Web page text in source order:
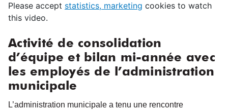
Please accept statistics, marketing cookies to watch
this video.
Activité de consolidation
d’équipe et bilan mi-année avec
les employés de l’administration
municipale
L’administration municipale a tenu une rencontre